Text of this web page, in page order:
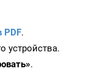
PDF.
устройства.
.